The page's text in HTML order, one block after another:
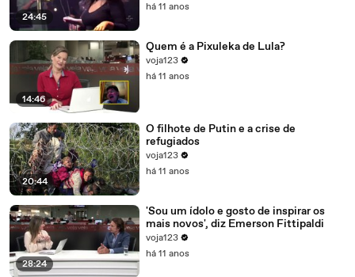
24:45
há 11 anos
14:46
Quem é a Pixuleka de Lula?
voja123
há 11 anos
20:44
O filhote de Putin e a crise de
refugiados
voja123
há 11 anos
28:24
'Sou um ídolo e gosto de inspirar os
mais novos', diz Emerson Fittipaldi
voja123
há 11 anos